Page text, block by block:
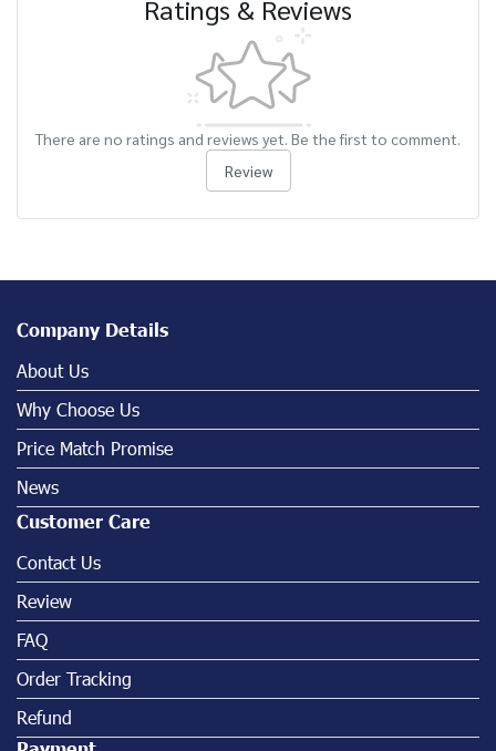
Ratings & Reviews
There are no ratings and reviews yet. Be the first to comment.
Review
Company Details
About Us
Why Choose Us
Price Match Promise
News
Customer Care
Contact Us
Review
FAQ
Order Tracking
Refund